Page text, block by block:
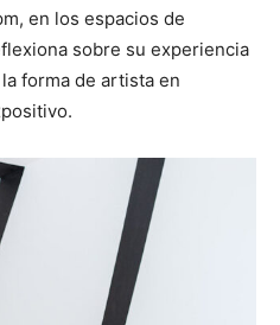
en los espacios de
sobre su experiencia
forma de artista en